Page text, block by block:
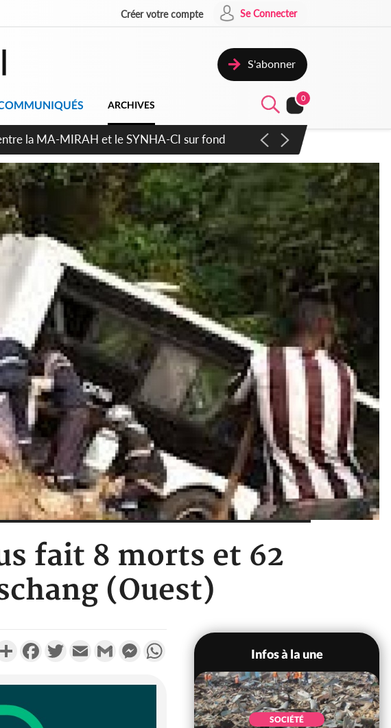
Créer votre compte Se Connecter
S'abonner
ARCHIVES
0
démocratique plus apaisé
fait 8 morts et 62
(Ouest)
PartagerFacebookTwitterEmail Gmail MessengerWhatsApp
Infos à la une
SOCIÉTÉ